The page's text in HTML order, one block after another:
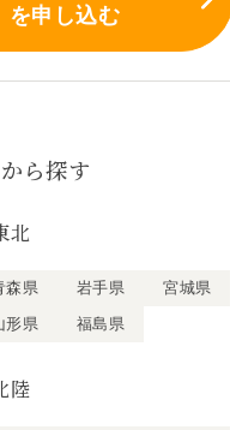
を申し込む
ら探す
北
森県 岩手県
宮城県
形県 福島県
陸